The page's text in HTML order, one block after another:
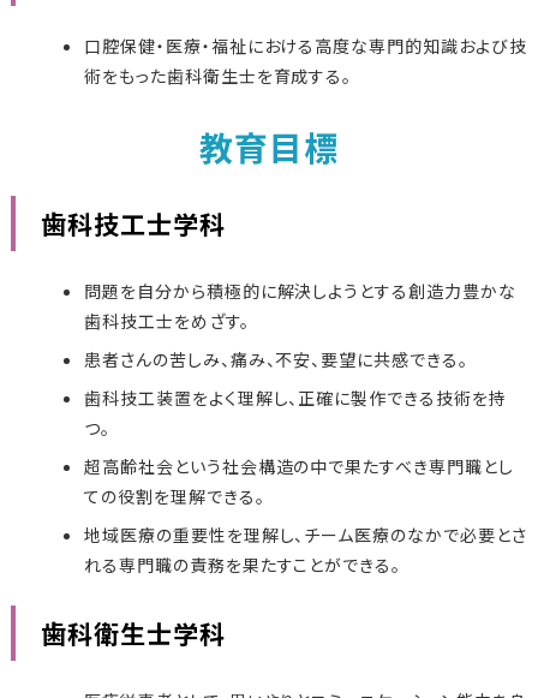
口腔保健・医療・福祉における高度な専門的知識および技
術をもった歯科衛生士を育成する。
教育目標
歯科技工士学科
問題を自分から積極的に解決しようとする創造力豊かな
歯科技工士をめざす。
患者さんの苦しみ、痛み、不安、要望に共感できる。
歯科技工装置をよく理解し、正確に製作できる技術を持
つ。
超高齢社会という社会構造の中で果たすべき専門職とし
ての役割を理解できる。
地域医療の重要性を理解し、チーム医療のなかで必要とさ
れる専門職の責務を果たすことができる。
歯科衛生士学科